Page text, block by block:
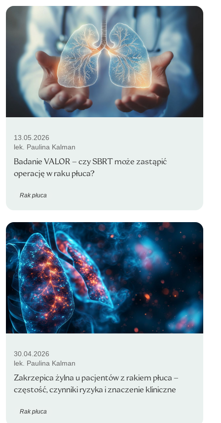
13.05.2026
lek. Paulina Kalman
Badanie VALOR – czy SBRT może zastąpić
operację w raku płuca?
Rak płuca
30.04.2026
lek. Paulina Kalman
Zakrzepica żylna u pacjentów z rakiem płuca –
częstość, czynniki ryzyka i znaczenie kliniczne
Rak płuca